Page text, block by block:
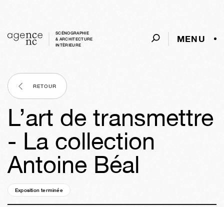
SCÉNOGRAPHIE
& ARCHITECTURE
INTÈRIEURE
MENU
RETOUR
L’art de transmettre
- La collection
Antoine Béal
Exposition terminée